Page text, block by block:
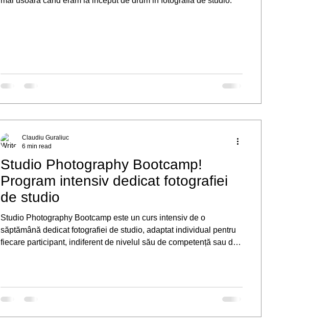
Studio Photography Bootcamp!
Program intensiv dedicat fotografiei
de studio
Studio Photography Bootcamp este un curs intensiv de o
săptămână dedicat fotografiei de studio, adaptat individual pentru
fiecare participant, indiferent de nivelul său de competență sau de
în domeniul fotografiei,
Claudiu Guraliuc
6 min read